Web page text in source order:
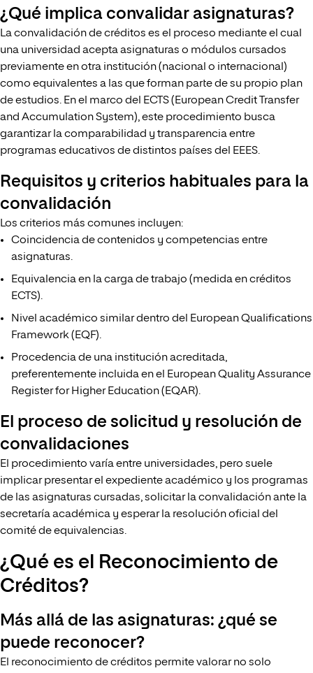
¿Qué implica convalidar asignaturas?
La convalidación de créditos es el proceso mediante el cual
una universidad acepta asignaturas o módulos cursados
previamente en otra institución (nacional o internacional)
como equivalentes a las que forman parte de su propio plan
de estudios. En el marco del ECTS (European Credit Transfer
and Accumulation System), este procedimiento busca
garantizar la comparabilidad y transparencia entre
programas educativos de distintos países del EEES.
Requisitos y criterios habituales para la
convalidación
Los criterios más comunes incluyen:
Coincidencia de contenidos y competencias entre
asignaturas.
Equivalencia en la carga de trabajo (medida en créditos
ECTS).
Nivel académico similar dentro del European Qualifications
Framework (EQF).
Procedencia de una institución acreditada,
preferentemente incluida en el European Quality Assurance
Register for Higher Education (EQAR).
El proceso de solicitud y resolución de
convalidaciones
El procedimiento varía entre universidades, pero suele
implicar presentar el expediente académico y los programas
de las asignaturas cursadas, solicitar la convalidación ante la
secretaría académica y esperar la resolución oficial del
comité de equivalencias.
¿Qué es el Reconocimiento de
Créditos?
Más allá de las asignaturas: ¿qué se
puede reconocer?
El reconocimiento de créditos permite valorar no solo